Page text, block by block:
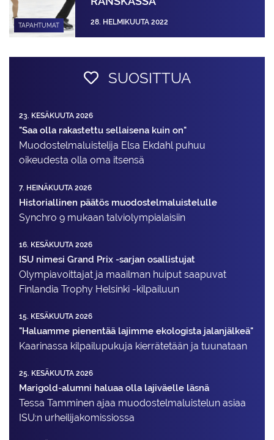
TAPAHTUMAT 28. HELMIKUUTA 2022
SUOSITTUA
23. KESÄKUUTA 2026
"Saa olla rakastettu sellaisena kuin on"
Muodostelma­luistelija Elsa Ekdahl puhuu
oikeudesta olla oma itsensä
7. HEINÄKUUTA 2026
Historiallinen päätös muodostelmaluistelulle
Synchro 9 mukaan talviolympialaisiin
16. KESÄKUUTA 2026
ISU nimesi Grand Prix -sarjan osallistujat
Olympiavoittajat ja maailman huiput saapuvat
Finlandia Trophy Helsinki -kilpailuun
15. KESÄKUUTA 2026
"Haluamme pienentää lajimme ekologista jalanjälkeä"
Kaarinassa kilpailupukuja kierrätetään ja tuunataan
25. KESÄKUUTA 2026
Marigold-alumni haluaa olla lajiväelle läsnä
Tessa Tamminen ajaa muodostelma­luistelun asiaa
ISU:n urheilija­komissiossa